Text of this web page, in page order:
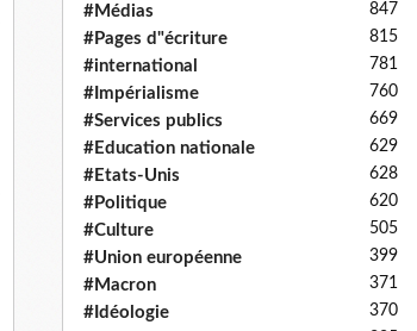
#Médias 847
#Pages d"écriture 815
#international 781
#Impérialisme 760
#Services publics 669
#Education nationale 629
#Etats-Unis 628
#Politique 620
#Culture 505
#Union européenne 399
#Macron 371
#Idéologie 370